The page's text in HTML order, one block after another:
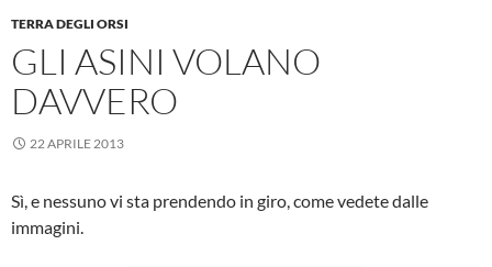
TERRA DEGLI ORSI
GLI ASINI VOLANO
DAVVERO
22 APRILE 2013
Sì, e nessuno vi sta prendendo in giro, come vedete dalle
immagini.